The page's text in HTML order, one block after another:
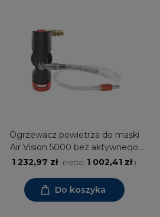
Ogrzewacz powietrza do maski
Air Vision 5000 bez aktywnego
węgla SATA
1 232,97 zł (netto: 1 002,41 zł)
Do koszyka